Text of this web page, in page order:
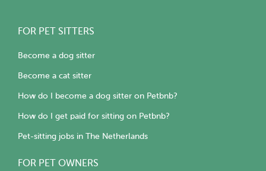
FOR PET SITTERS
Become a dog sitter
Become a cat sitter
How do I become a dog sitter on Petbnb?
How do I get paid for sitting on Petbnb?
Pet-sitting jobs in The Netherlands
FOR PET OWNERS